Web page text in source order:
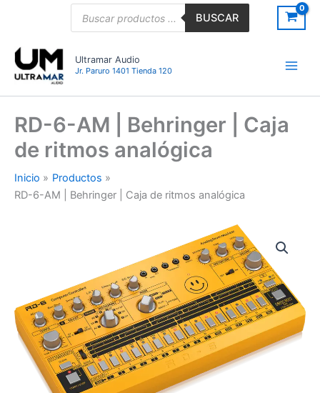
BUSCAR
Ultramar Audio
Jr. Paruro 1401 Tienda 120
RD-6-AM | Behringer | Caja
de ritmos analógica
Inicio
Productos
RD-6-AM | Behringer | Caja de ritmos analógica
Caja
de
ritmos
analógica
cantidad